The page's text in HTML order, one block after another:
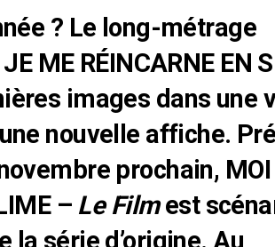
? Le long-métrage
ME RÉINCARNE EN
images dans une
nouvelle affiche.
prochain, MOI
– Le Filmest
la série d’origine. Au